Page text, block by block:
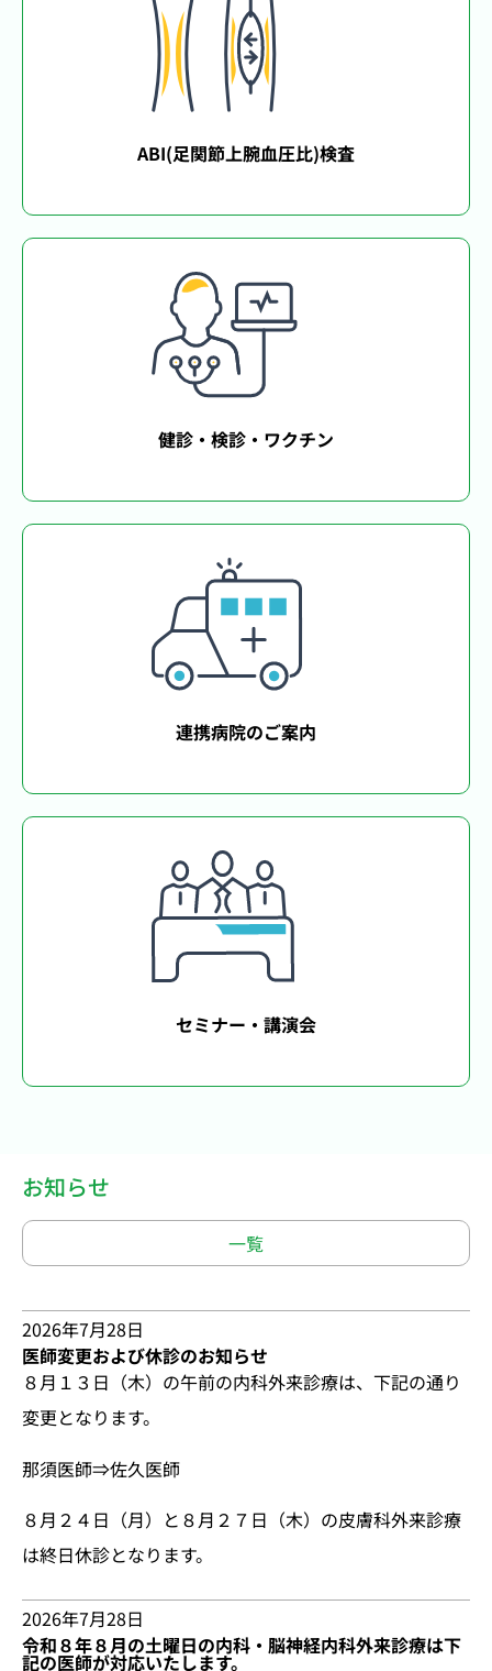
ABI(足関節上腕血圧比)検査
健診・検診・ワクチン
連携病院のご案内
セミナー・講演会
お知らせ
一覧
2026年7月28日
医師変更および休診のお知らせ
８月１３日（木）の午前の内科外来診療は、下記の通り
変更となります。
那須医師⇒佐久医師
８月２４日（月）と８月２７日（木）の皮膚科外来診療
は終日休診となります。
2026年7月28日
令和８年８月の土曜日の内科・脳神経内科外来診療は下
記の医師が対応いたします。